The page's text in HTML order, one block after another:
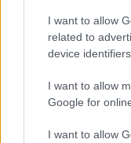
I want to allow
related to
device
I want to allow
Google for
I want to allow